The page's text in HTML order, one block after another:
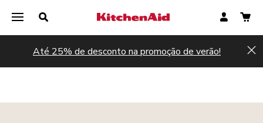
Até 25% de desconto na promoção de verão!